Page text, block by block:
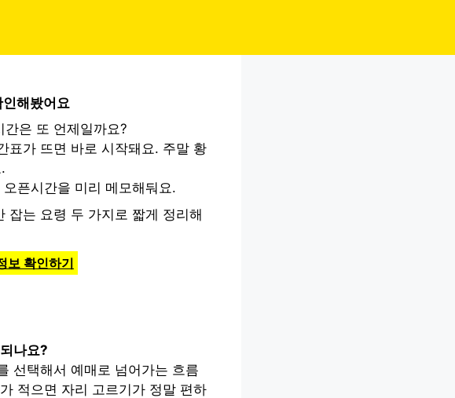
해봤어요
은 또 언제일까요?
표가 뜨면 바로 시작돼요. 주말 황
픈시간을 미리 메모해둬요.
잡는 요령 두 가지로 짧게 정리해
보 확인하기
나요?
선택해서 예매로 넘어가는 흐름
적으면 자리 고르기가 정말 편하